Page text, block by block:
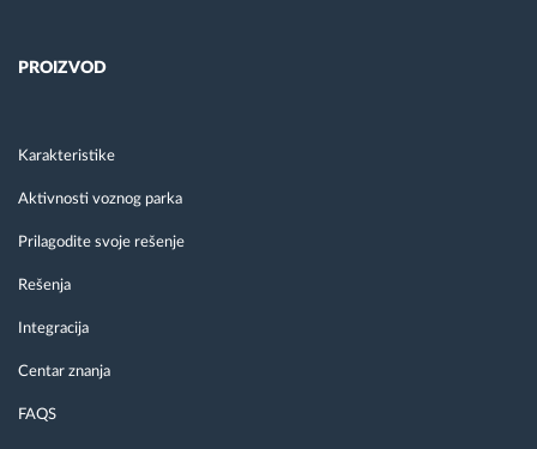
PROIZVOD
Karakteristike
Aktivnosti voznog parka
Prilagodite svoje rešenje
Rešenja
Integracija
Centar znanja
FAQS